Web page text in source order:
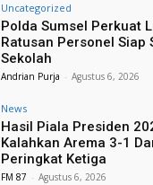
Uncategorized
Polda Sumsel Perkuat
Ratusan Personel Siap
Sekolah
Andrian Purja - Agustus 6, 2026
News
Hasil Piala Presiden
Kalahkan Arema 3-1
Peringkat Ketiga
FM 87 - Agustus 6, 2026